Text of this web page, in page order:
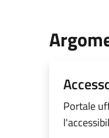
Portale